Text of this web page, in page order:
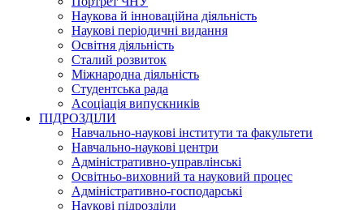
Наукова й інноваційна діяльність
Наукові періодичні видання
Освітня діяльність
Сталий розвиток
Міжнародна діяльність
Студентська рада
Асоціація випускників
ПІДРОЗДІЛИ
Навчально-наукові інститути та факультети
Навчально-наукові центри
Адміністративно-управлінські
Освітньо-виховний та науковий процес
Адміністративно-господарські
Наукові підрозділи